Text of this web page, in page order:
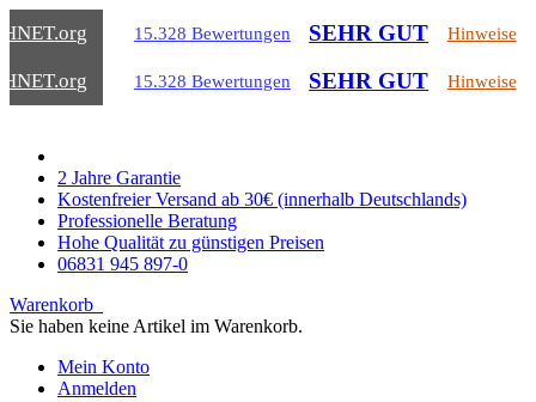
.org 15.328 Bewertungen SEHR GUT Hinweise
.org 15.328 Bewertungen SEHR GUT Hinweise
2 Jahre Garantie
Kostenfreier Versand ab 30€ (innerhalb Deutschlands)
Professionelle Beratung
Hohe Qualität zu günstigen Preisen
06831 945 897-0
Warenkorb
Sie haben keine Artikel im Warenkorb.
Mein Konto
Anmelden